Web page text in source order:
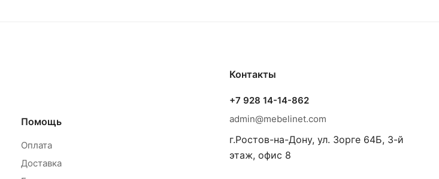
Помощь
Оплата
Доставка
Контакты
+7 928 14-14-862
admin@mebelinet.com
г.Ростов-на-Дону, ул. Зорге 64Б, 3-й
этаж, офис 8